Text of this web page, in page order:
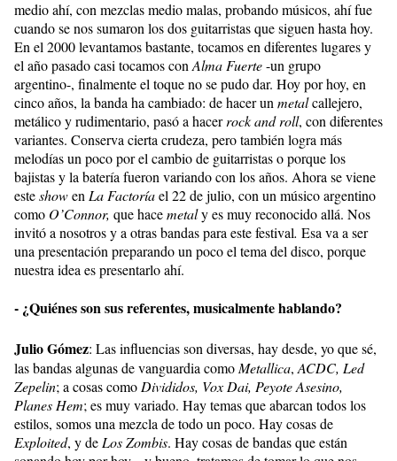
medio ahí, con mezclas medio malas, probando músicos, ahí fue
cuando se nos sumaron los dos guitarristas que siguen hasta hoy.
En el 2000 levantamos bastante, tocamos en diferentes lugares y
el año pasado casi tocamos conAlma Fuerte-un grupo
argentino-, finalmente el toque no se pudo dar. Hoy por hoy, en
cinco años, la banda ha cambiado: de hacer unmetalcallejero,
metálico y rudimentario, pasó a hacerrock and roll, con diferentes
variantes. Conserva cierta crudeza, pero también logra más
melodías un poco por el cambio de guitarristas o porque los
bajistas y la batería fueron variando con los años. Ahora se viene
esteshowenLa Factoríael 22 de julio, con un músico argentino
como O’Connor, que hacemetaly es muy reconocido allá. Nos
invitó a nosotros y a otras bandas para este festival. Esa va a ser
una presentación preparando un poco el tema del disco, porque
nuestra idea es presentarlo ahí.
- ¿Quiénes son sus referentes, musicalmente hablando?
Julio Gómez: Las influencias son diversas, hay desde, yo que sé,
las bandas algunas de vanguardia comoMetallica,ACDC, Led
Zepelin; a cosas comoDivididos, Vox Dai, Peyote Asesino,
Planes Hem; es muy variado. Hay temas que abarcan todos los
estilos, somos una mezcla de todo un poco. Hay cosas de
Exploited, y deLos Zombis. Hay cosas de bandas que están